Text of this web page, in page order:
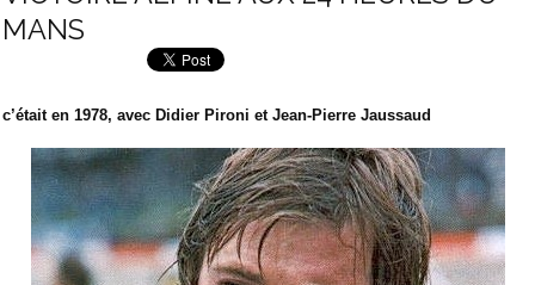
MANS
c’était en 1978, avec Didier Pironi et Jean-Pierre Jaussaud